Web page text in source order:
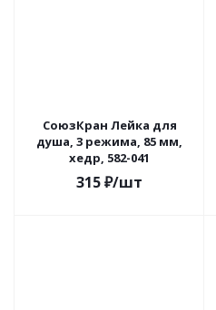
СоюзКран Лейка для
душа, 3 режима, 85 мм,
хедр, 582-041
315₽/шт